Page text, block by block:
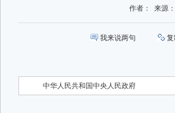
作者： 来源：
我来说两句 复
中华人民共和国中央人民政府